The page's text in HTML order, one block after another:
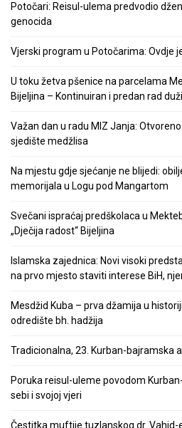
Potočari: Reisul-ulema predvodio
genocida
Vjerski program u Potočarima: Ovdje
U toku žetva pšenice na parcelama
Bijeljina – Kontinuiran i predan rad
Važan dan u radu MIZ Janja:
sjedište medžlisa
Na mjestu gdje sjećanje ne blijedi:
memorijala u Logu pod Mangartom
Svečani ispraćaj predškolaca u
„Dječija radost“ Bijeljina
Islamska zajednica: Novi visoki
na prvo mjesto staviti interese BiH,
Mesdžid Kuba – prva džamija u
odredište bh. hadžija
Tradicionalna, 23. Kurban-bajramska
Poruka reisul-uleme povodom
sebi i svojoj vjeri
Čestitka muftije tuzlanskog dr. Vahid-